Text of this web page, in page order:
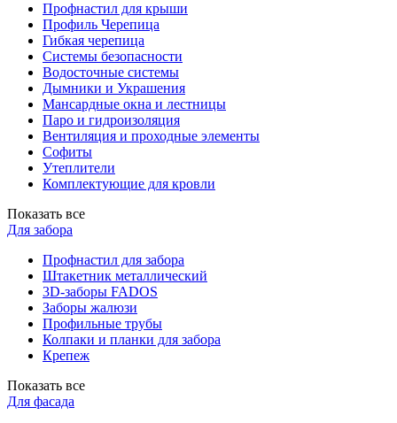
Профнастил для крыши
Профиль Черепица
Гибкая черепица
Системы безопасности
Водосточные системы
Дымники и Украшения
Мансардные окна и лестницы
Паро и гидроизоляция
Вентиляция и проходные элементы
Софиты
Утеплители
Комплектующие для кровли
Показать все
Для забора
Профнастил для забора
Штакетник металлический
3D-заборы FADOS
Заборы жалюзи
Профильные трубы
Колпаки и планки для забора
Крепеж
Показать все
Для фасада